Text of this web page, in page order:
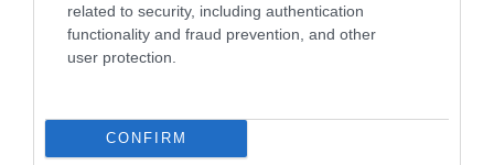
related to security, including authentication
functionality and fraud prevention, and other
user protection.
CONFIRM